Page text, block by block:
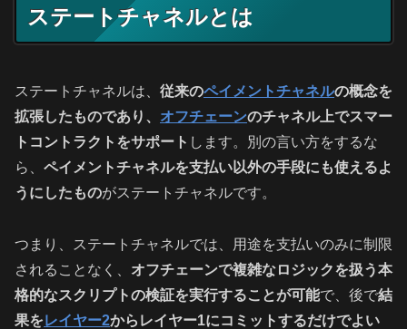
ステートチャネルとは
ステートチャネルは、 従来のペイメントチャネルの概念を
拡張したものであり、 オフチェーンのチャネル上でスマー
トコントラクトをサポート します。別の言い方をするな
ら、 ペイメントチャネルを支払い以外の手段にも使えるよ
うにしたものがステートチャネルです。
つまり、ステートチャネルでは、用途を支払いのみに制限
されることなく、 オフチェーンで複雑なロジックを扱う本
格的なスクリプトの検証を実行することが可能で、後で結
果をレイヤー2からレイヤー1にコミットするだけでよい